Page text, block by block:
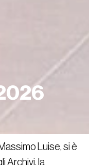
Luise, si è
Archivi, la